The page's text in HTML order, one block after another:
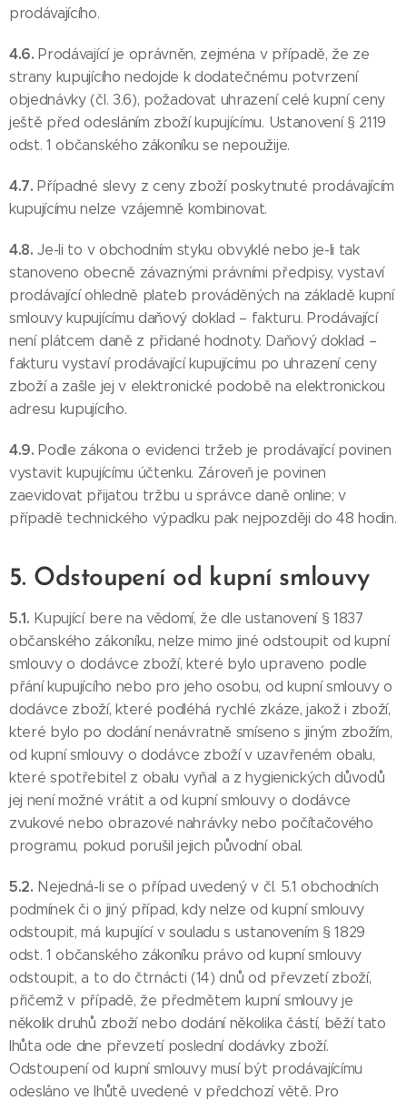
prodávajícího.
4.6.Prodávající je oprávněn, zejména v případě, že ze
strany kupujícího nedojde k dodatečnému potvrzení
objednávky (čl. 3.6), požadovat uhrazení celé kupní ceny
ještě před odesláním zboží kupujícímu. Ustanovení § 2119
odst. 1 občanského zákoníku se nepoužije.
4.7.Případné slevy z ceny zboží poskytnuté prodávajícím
kupujícímu nelze vzájemně kombinovat.
4.8.Je-li to v obchodním styku obvyklé nebo je-li tak
stanoveno obecně závaznými právními předpisy, vystaví
prodávající ohledně plateb prováděných na základě kupní
smlouvy kupujícímu daňový doklad – fakturu. Prodávající
není plátcem daně z přidané hodnoty. Daňový doklad –
fakturu vystaví prodávající kupujícímu po uhrazení ceny
zboží a zašle jej v elektronické podobě na elektronickou
adresu kupujícího.
4.9.Podle zákona o evidenci tržeb je prodávající povinen
vystavit kupujícímu účtenku. Zároveň je povinen
zaevidovat přijatou tržbu u správce daně online; v
případě technického výpadku pak nejpozději do 48 hodin.
5. Odstoupení od kupní smlouvy
5.1. Kupující bere na vědomí, že dle ustanovení § 1837
občanského zákoníku, nelze mimo jiné odstoupit od kupní
smlouvy o dodávce zboží, které bylo upraveno podle
přání kupujícího nebo pro jeho osobu, od kupní smlouvy o
dodávce zboží, které podléhá rychlé zkáze, jakož i zboží,
které bylo po dodání nenávratně smíseno s jiným zbožím,
od kupní smlouvy o dodávce zboží v uzavřeném obalu,
které spotřebitel z obalu vyňal a z hygienických důvodů
jej není možné vrátit a od kupní smlouvy o dodávce
zvukové nebo obrazové nahrávky nebo počítačového
programu, pokud porušil jejich původní obal.
5.2. Nejedná-li se o případ uvedený v čl. 5.1 obchodních
podmínek či o jiný případ, kdy nelze od kupní smlouvy
odstoupit, má kupující v souladu s ustanovením § 1829
odst. 1 občanského zákoníku právo od kupní smlouvy
odstoupit, a to do čtrnácti (14) dnů od převzetí zboží,
přičemž v případě, že předmětem kupní smlouvy je
několik druhů zboží nebo dodání několika částí, běží tato
lhůta ode dne převzetí poslední dodávky zboží.
Odstoupení od kupní smlouvy musí být prodávajícímu
odesláno ve lhůtě uvedené v předchozí větě. Pro